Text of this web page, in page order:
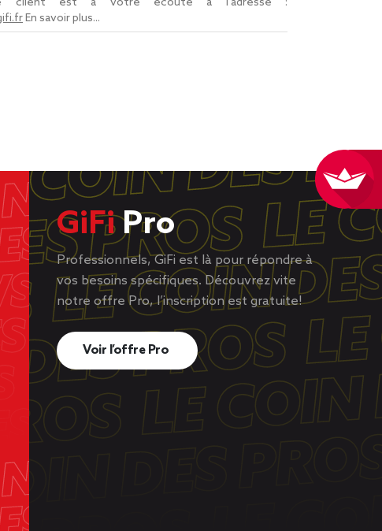
client est à votre écoute à l'adresse :
En savoir plus...
GiFiPro
Professionnels, GiFi est là pour répondre à
vos besoins spécifiques. Découvrez vite
notre offre Pro, l’inscription est gratuite!
Voir l’offre Pro